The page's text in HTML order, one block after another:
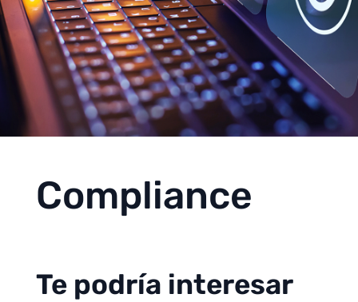
Compliance
Te podría interesar